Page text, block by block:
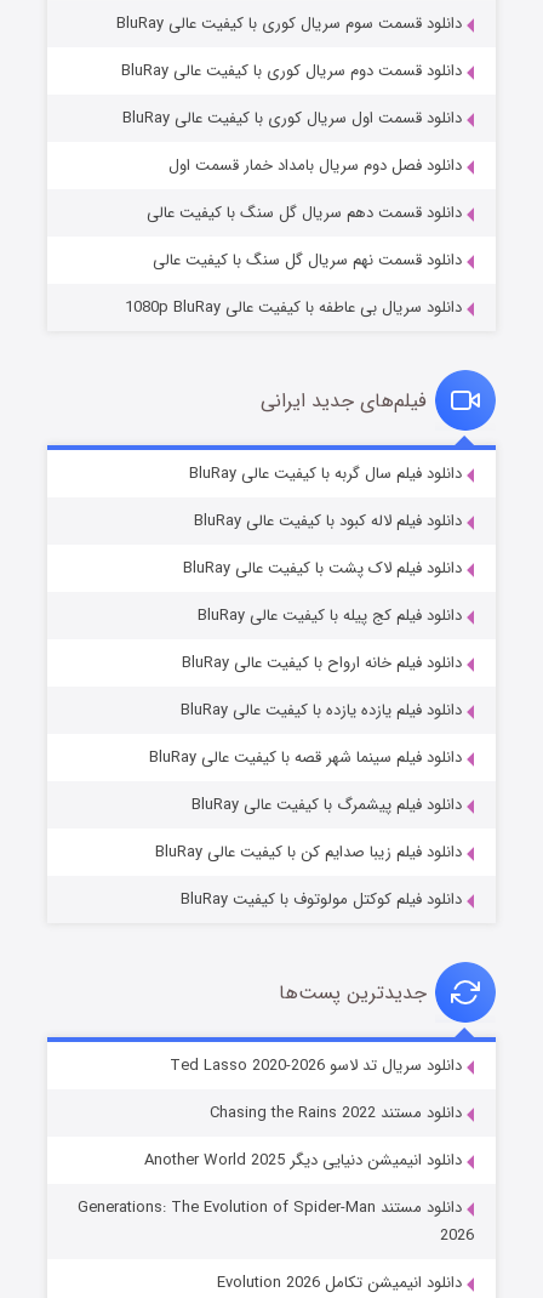
مردگان متحرک: شهر مرده ۳
قسمت۲ (زیرنویس) منتشر شد
قسمت۷ (زیرنویس) منتشر شد
خاندان اژدها فصل ۳
دانلود قسمت سوم سریال کوری با کیفیت عالی BluRay
دانلود قسمت دوم سریال کوری با کیفیت عالی BluRay
دانلود قسمت اول سریال کوری با کیفیت عالی BluRay
دانلود فصل دوم سریال بامداد خمار قسمت اول
دانلود قسمت دهم سریال گل سنگ با کیفیت عالی
دانلود قسمت نهم سریال گل سنگ با کیفیت عالی
دانلود سریال بی عاطفه با کیفیت عالی 1080p BluRay
فیلم‌های جدید ایرانی
دانلود فیلم سال گربه با کیفیت عالی BluRay
دانلود فیلم لاله کبود با کیفیت عالی BluRay
دانلود فیلم لاک پشت با کیفیت عالی BluRay
دانلود فیلم کج‌ پیله با کیفیت عالی BluRay
دانلود فیلم خانه ارواح با کیفیت عالی BluRay
دانلود فیلم یازده یازده با کیفیت عالی BluRay
دانلود فیلم سینما شهر قصه با کیفیت عالی BluRay
دانلود فیلم پیشمرگ با کیفیت عالی BluRay
دانلود فیلم زیبا صدایم کن با کیفیت عالی BluRay
دانلود فیلم کوکتل مولوتوف با کیفیت BluRay
جدیدترین پست‌ها
دانلود سریال تد لاسو Ted Lasso 2020-2026
دانلود مستند Chasing the Rains 2022
دانلود انیمیشن دنیایی دیگر Another World 2025
دانلود مستند Generations: The Evolution of Spider-Man
2026
دانلود انیمیشن تکامل Evolution 2026